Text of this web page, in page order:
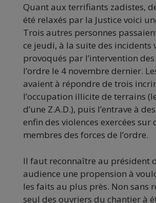
Quant aux terrifiants zadistes,
été relaxés par la Justice voici
Trois autres personnes
ce jeudi, à la suite des incidents
provoqués par l’intervention
l’ordre le 4 novembre dernier.
avaient à répondre de trois
l’occupation illicite de terrains
d’une Z.A.D.), puis l’entrave à
enfin des violences exercées sur
membres des forces de l’ordre.
Il faut reconnaître au président
audience une propension à
les faits au plus près. Non sans
seul des ouvriers du chantier à